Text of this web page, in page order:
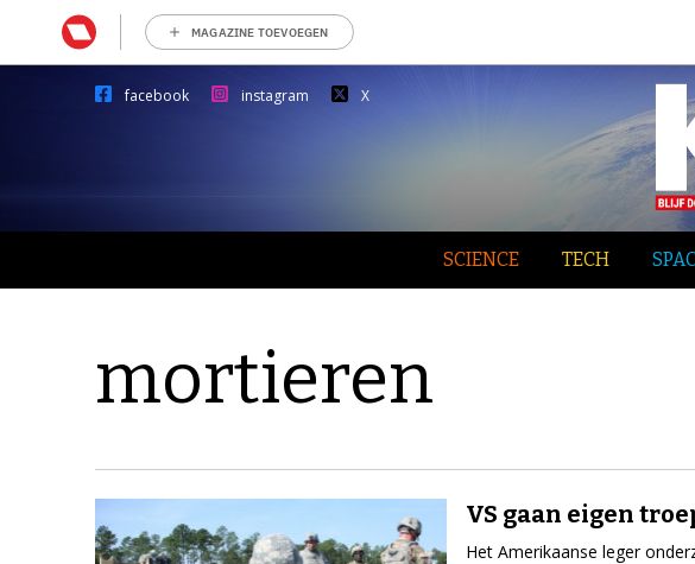
MAGAZINE TOEVOEGEN
facebook instagram X
SCIENCE TECH
mortieren
VS gaan eigen
Het Amerikaanse leger